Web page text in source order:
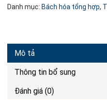
Danh mục: Bách hóa tổng hợp,
Mô tả
Thông tin bổ sung
Đánh giá (0)